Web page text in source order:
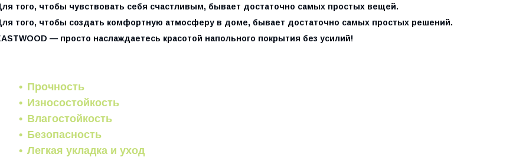
того, чтобы чувствовать себя счастливым, бывает достаточно самых простых вещей.
того, чтобы создать комфортную атмосферу в доме, бывает достаточно самых простых решений.
— просто наслаждаетесь красотой напольного покрытия без усилий!
Прочность
Износостойкость
Влагостойкость
Безопасность
Легкая укладка и уход